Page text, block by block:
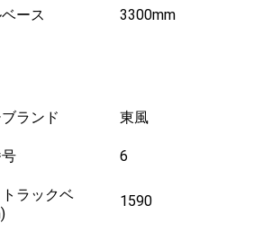
ース
3300mm
ランド 東風
6
ラックベ
1590